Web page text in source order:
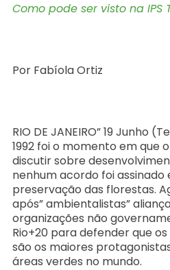
Como pode ser visto na IPS
Por Fabíola Ortiz
RIO DE JANEIRO” 19 Junho
1992 foi o momento em que
discutir sobre
nenhum acordo foi assinado
preservação das florestas.
após” ambientalistas”
organizações não
Rio+20 para defender que
são os maiores
áreas verdes no mundo.